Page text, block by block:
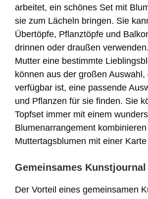
arbeitet, ein schönes Set mit
sie zum Lächeln bringen. Sie
Übertöpfe, Pflanztöpfe und
drinnen oder draußen
Mutter eine bestimmte
können aus der großen Auswahl,
verfügbar ist, eine passende
und Pflanzen für sie finden. Sie
Topfset immer mit einem
Blumenarrangement
Muttertagsblumen mit einer
Gemeinsames Kunstjournal
Der Vorteil eines gemeinsamen